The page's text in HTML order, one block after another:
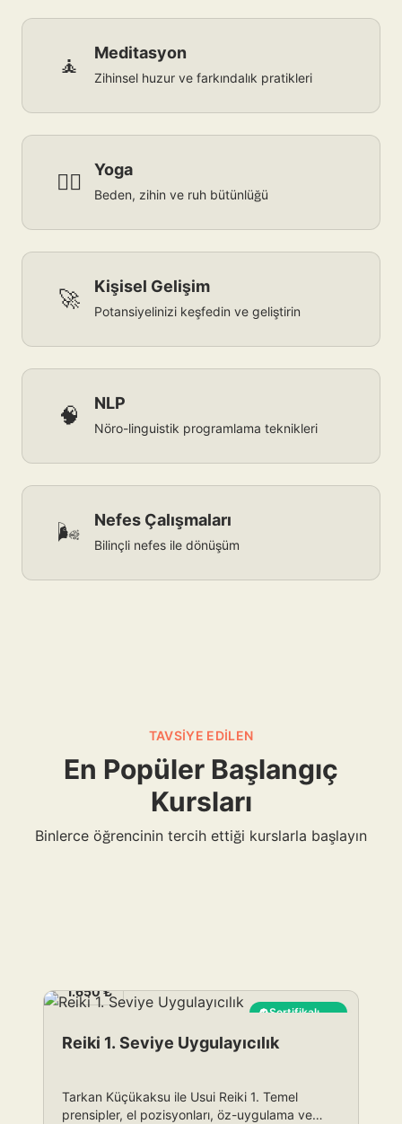
🧘 Meditasyon
Zihinsel huzur ve farkındalık pratikleri
🧘‍♀️ Yoga
Beden, zihin ve ruh bütünlüğü
🚀 Kişisel Gelişim
Potansiyelinizi keşfedin ve geliştirin
🧠 NLP
Nöro-linguistik programlama teknikleri
🌬️ Nefes Çalışmaları
Bilinçli nefes ile dönüşüm
TAVSIYE EDILEN
En Popüler Başlangıç
Kursları
Binlerce öğrencinin tercih ettiği kurslarla başlayın
Sertifikalı
En Çok Satan
1.650 ₺
Reiki 1. Seviye Uygulayıcılık
Tarkan Küçükaksu ile Usui Reiki 1. Temel
prensipler, el pozisyonları, öz-uygulama ve